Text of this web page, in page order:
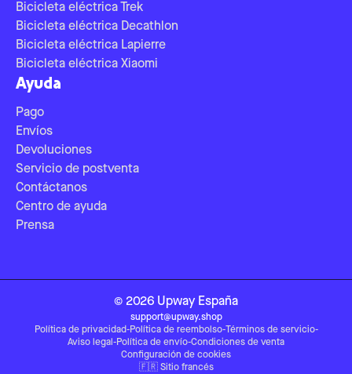
Bicicleta eléctrica Trek
Bicicleta eléctrica Decathlon
Bicicleta eléctrica Lapierre
Bicicleta eléctrica Xiaomi
Ayuda
Pago
Envíos
Devoluciones
Servicio de postventa
Contáctanos
Centro de ayuda
Prensa
© 2026 Upway España
support@upway.shop
Política de privacidad-Política de reembolso-Términos de servicio-
Aviso legal -Política de envío-Condiciones de venta
Configuración de cookies
🇫🇷 Sitio francés